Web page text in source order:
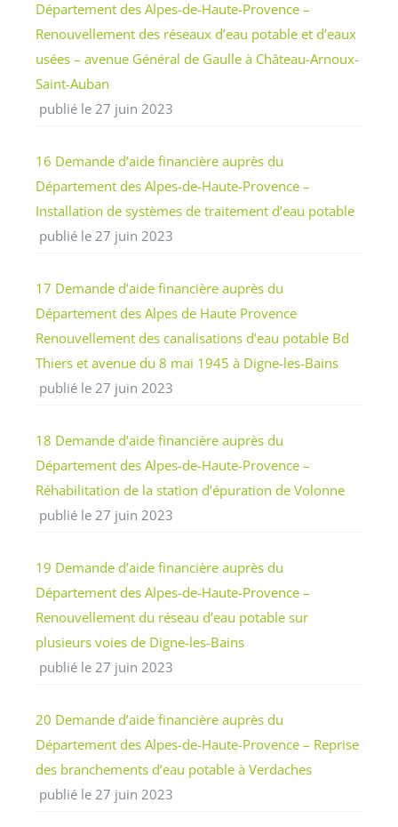
Département des Alpes-de-Haute-Provence –
Renouvellement des réseaux d’eau potable et d’eaux
usées – avenue Général de Gaulle à Château-Arnoux-
Saint-Auban
publié le 27 juin 2023
16 Demande d’aide financière auprès du
Département des Alpes-de-Haute-Provence –
Installation de systèmes de traitement d’eau potable
publié le 27 juin 2023
17 Demande d’aide financière auprès du
Département des Alpes de Haute Provence
Renouvellement des canalisations d’eau potable Bd
Thiers et avenue du 8 mai 1945 à Digne-les-Bains
publié le 27 juin 2023
18 Demande d’aide financière auprès du
Département des Alpes-de-Haute-Provence –
Réhabilitation de la station d’épuration de Volonne
publié le 27 juin 2023
19 Demande d’aide financière auprès du
Département des Alpes-de-Haute-Provence –
Renouvellement du réseau d’eau potable sur
plusieurs voies de Digne-les-Bains
publié le 27 juin 2023
20 Demande d’aide financière auprès du
Département des Alpes-de-Haute-Provence – Reprise
des branchements d’eau potable à Verdaches
publié le 27 juin 2023